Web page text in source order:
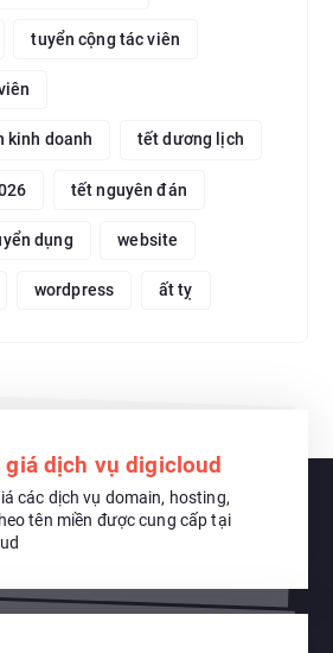
tuyển cộng tác viên
kinh doanh tết dương lịch
tết nguyên đán
dụng website
wordpress ất tỵ
giá dịch vụ digicloud
các dịch vụ domain, hosting,
tên miền được cung cấp tại